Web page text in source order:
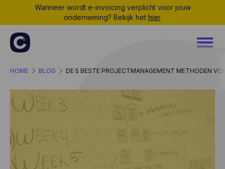
Wanneer wordt e-invoicing verplicht voor jouw
onderneming? Bekijk het hier.
HOME BLOG DE 5 BESTE PROJECTMANAGEMENT METHODEN